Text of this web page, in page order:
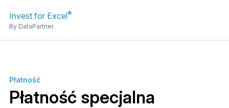
Invest for Excel®
By DataPartner
Płatność
Płatność specjalna